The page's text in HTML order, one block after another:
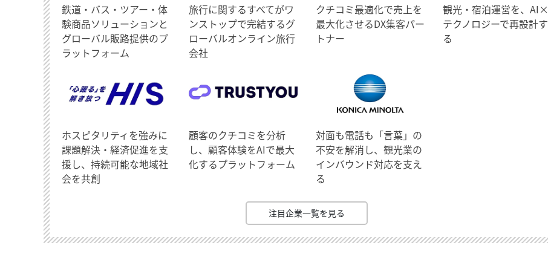
鉄道・バス・ツアー・体
験商品ソリューションと
グローバル販路提供のプ
ラットフォーム
旅行に関するすべてがワ
ンストップで完結するグ
ローバルオンライン旅行
会社
クチコミ最適化で売上を
最大化させるDX集客パー
トナー
観光・宿泊運営を、AI×
テクノロジーで再設計す
る
ホスピタリティを強みに
課題解決・経済促進を支
援し、持続可能な地域社
会を共創
顧客のクチコミを分析
し、顧客体験をAIで最大
化するプラットフォーム
対面も電話も「言葉」の
不安を解消し、観光業の
インバウンド対応を支え
る
注目企業一覧を見る